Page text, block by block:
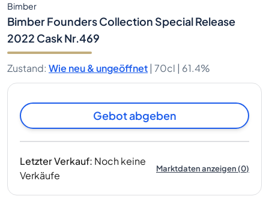
Bimber
Bimber Founders Collection Special Release
2022 Cask Nr.469
Zustand: Wie neu & ungeöffnet | 70cl | 61.4%
Gebot abgeben
Letzter Verkauf: Noch keine
Verkäufe
Marktdaten anzeigen(0)